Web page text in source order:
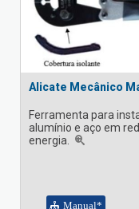
Alicate Mecânico
Ferramenta para
alumínio e aço em
energia.
Manual*